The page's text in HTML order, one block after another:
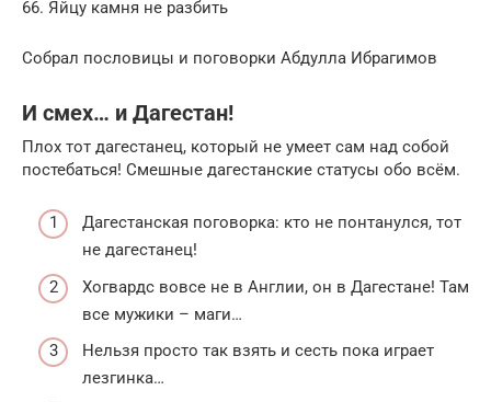
66. Яйцу камня не разбить
Собрал пословицы и поговорки Абдулла Ибрагимов
И смех… и Дагестан!
Плох тот дагестанец, который не умеет сам над собой
постебаться! Смешные дагестанские статусы обо всём.
Дагестанская поговорка: кто не понтанулся, тот
не дагестанец!
Хогвардс вовсе не в Англии, он в Дагестане! Там
все мужики – маги…
Нельзя просто так взять и сесть пока играет
лезгинка…